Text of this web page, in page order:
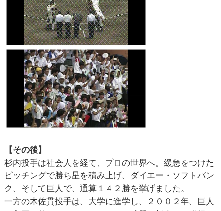
【その後】
杉内投手は社会人を経て、プロの世界へ。緩急をつけた
ピッチングで勝ち星を積み上げ、ダイエー・ソフトバン
ク、そして巨人で、通算１４２勝を挙げました。
一方の木佐貫投手は、大学に進学し、２００２年、巨人